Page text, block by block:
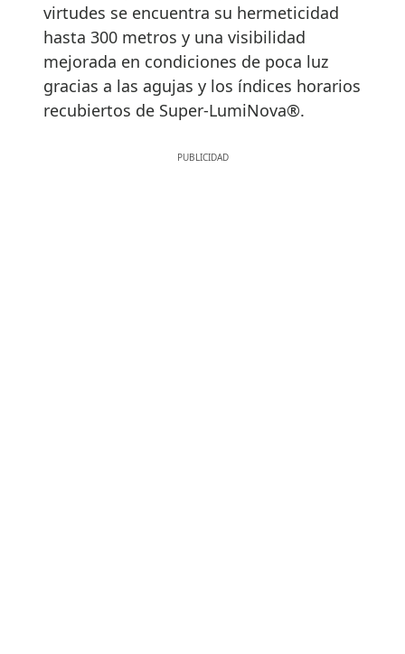
virtudes se encuentra su hermeticidad
hasta 300 metros y una visibilidad
mejorada en condiciones de poca luz
gracias a las agujas y los índices horarios
recubiertos de Super-LumiNova®.